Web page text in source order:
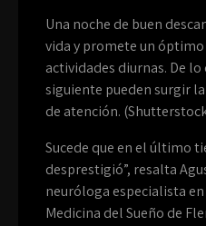
Una noche de buen
vida y promete un
actividades diurnas. De
siguiente pueden surgir
de atención.
Sucede que en el último
desprestigió”, resalta
neuróloga especialista
Medicina del Sueño de